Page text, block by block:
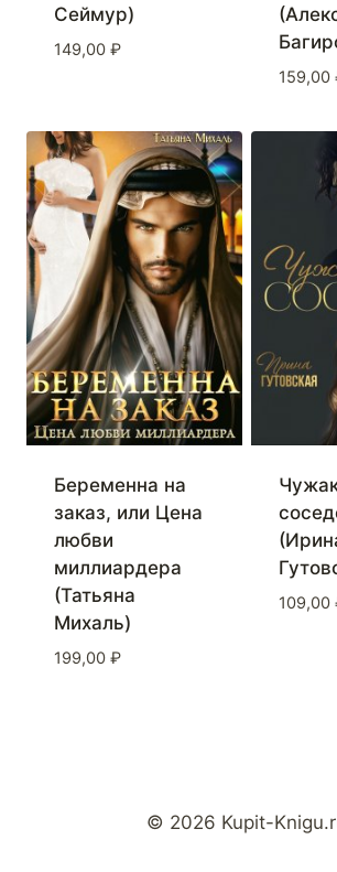
Сеймур)
149,00 ₽
159,00
Беременна на
заказ, или Цена
любви
миллиардера
(Татьяна
Михаль)
199,00 ₽
109,00
© 2026 Kupit-